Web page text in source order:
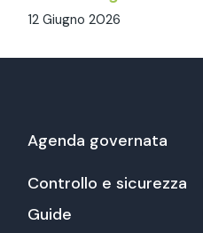
12 Giugno 2026
Agenda governata
Controllo e sicurezza
Guide